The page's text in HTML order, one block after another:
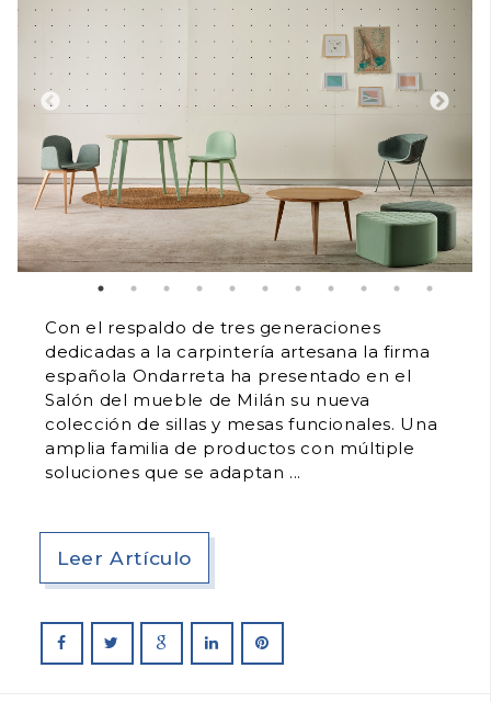
Con el respaldo de tres generaciones
dedicadas a la carpintería artesana la firma
española Ondarreta ha presentado en el
Salón del mueble de Milán su nueva
colección de sillas y mesas funcionales. Una
amplia familia de productos con múltiple
soluciones que se adaptan
Leer Artículo